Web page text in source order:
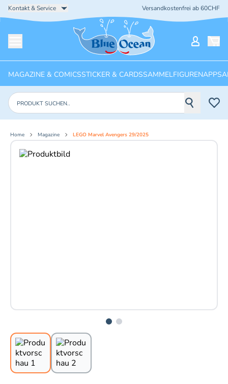
Kontakt & Service Versandkostenfrei ab 60CHF
Startseite
MAGAZINE & COMICSSTICKER & CARDSSAMMELFIGURENAPPS
Produkte suchen
Home Magazine LEGO Marvel Avengers 29/2025
Aktuelles Bild: 1 von 2